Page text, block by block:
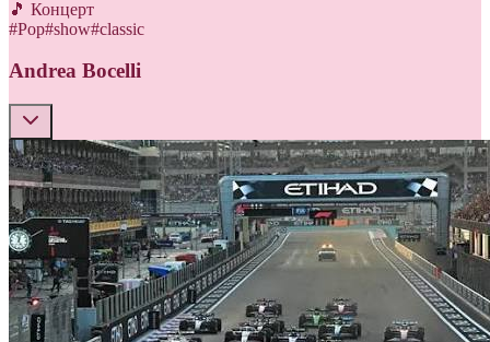
🎵 Концерт
#Pop#show#classic
Andrea Bocelli